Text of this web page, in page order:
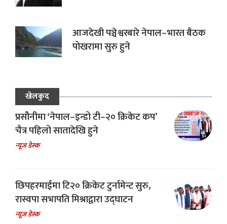
आजदेखी पञ्चेश्वरबारे नेपाल–भारत बैठक
पोखरामा सुरु हुने
खेलकुद
प्रसौनीमा ‘नेपाल–इन्डो टी–२० क्रिकेट कप’
चैत्र पहिलो सातादेखि हुने
न्यूज डेस्क
छिपहरमाईमा टि२० क्रिकेट टुर्नामेन्ट सुरु,
रास्वपा सभापति मिश्राद्वारा उद्घाटन
न्यूज डेस्क